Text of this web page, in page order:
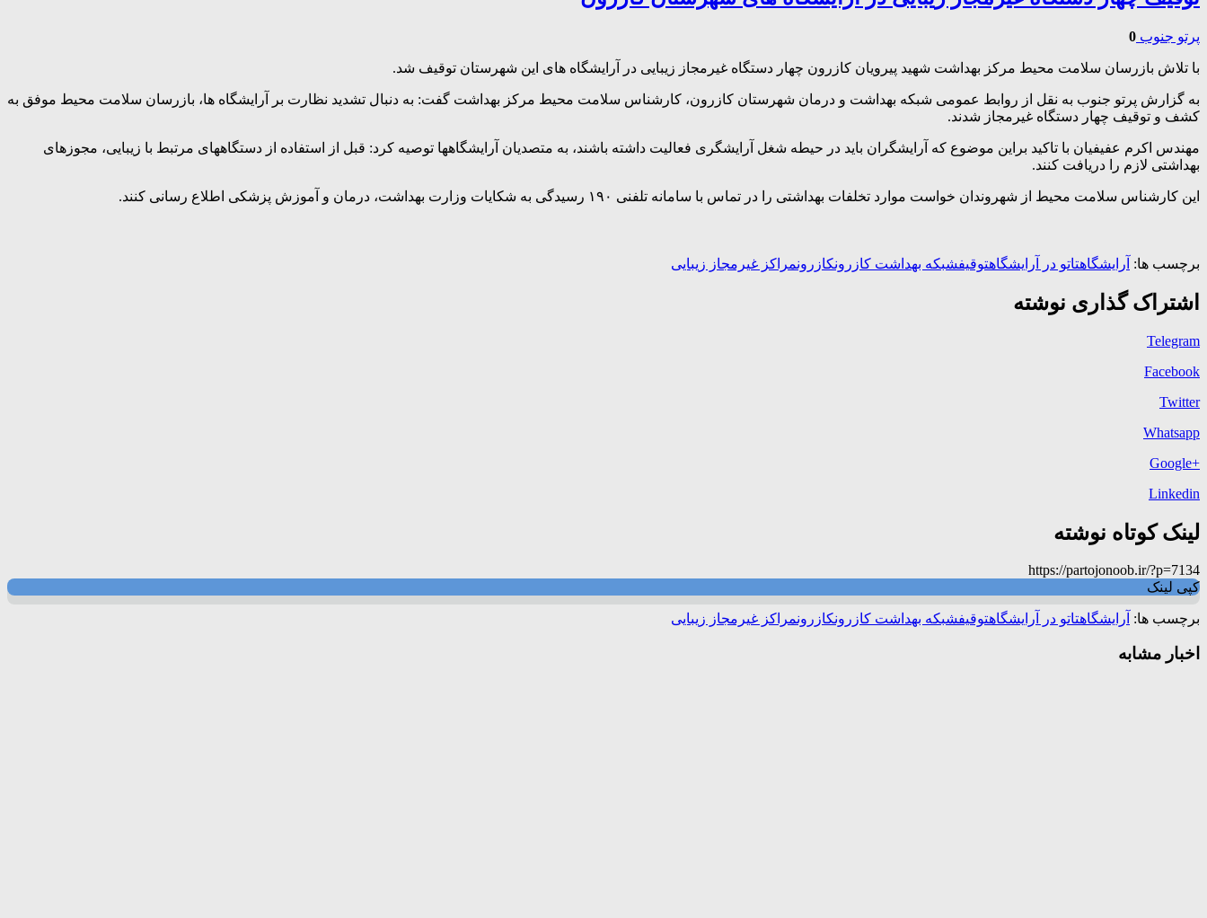
پرتو جنوب 0
با تلاش بازرسان سلامت محیط مرکز بهداشت شهید پیرویان کازرون چهار دستگاه غیرمجاز زیبایی در آرایشگاه های این شهرستان توقیف شد.
به گزارش پرتو جنوب به نقل از روابط عمومی شبکه بهداشت و درمان شهرستان کازرون، کارشناس سلامت محیط مرکز بهداشت گفت: به دنبال تشدید نظارت بر آرایشگاه ها، بازرسان سلامت محیط موفق به
کشف و توقیف چهار دستگاه غیرمجاز شدند.
مهندس اکرم عفیفیان با تاکید براین موضوع که آرایشگران باید در حیطه شغل آرایشگری فعالیت داشته باشند، به متصدیان آرایشگاهها توصیه کرد: قبل از استفاده از دستگاههای مرتبط با زیبایی، مجوزهای
بهداشتی لازم را دریافت کنند.
این کارشناس سلامت محیط از شهروندان خواست موارد تخلفات بهداشتی را در تماس با سامانه تلفنی ۱۹۰ رسیدگی به شکایات وزارت بهداشت، درمان و آموزش پزشکی اطلاع رسانی کنند.
برچسب ها: آرایشگاهتاتو در آرایشگاهتوقیفشبکه بهداشت کازرونکازرونمراکز غیرمجاز زیبایی
اشتراک گذاری نوشته
Telegram
Facebook
Twitter
Whatsapp
+Google
Linkedin
لینک کوتاه نوشته
https://partojonoob.ir/?p=7134
کپی لینک
برچسب ها: آرایشگاهتاتو در آرایشگاهتوقیفشبکه بهداشت کازرونکازرونمراکز غیرمجاز زیبایی
اخبار مشابه